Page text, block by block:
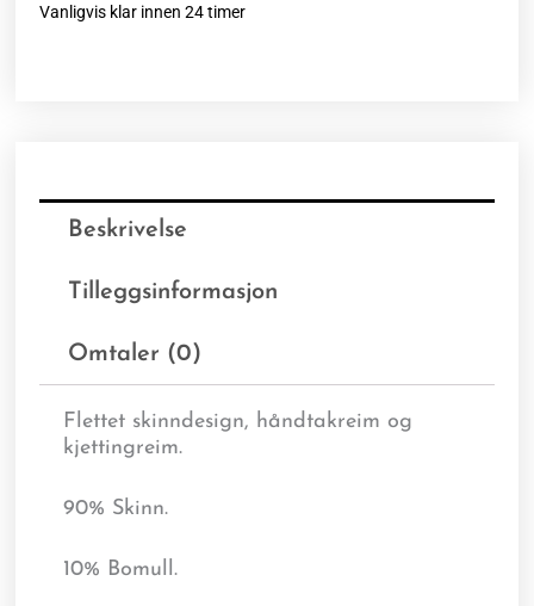
Vanligvis klar innen 24 timer
Beskrivelse
Tilleggsinformasjon
Omtaler (0)
Flettet skinndesign, håndtakreim og
kjettingreim.
90% Skinn.
10% Bomull.